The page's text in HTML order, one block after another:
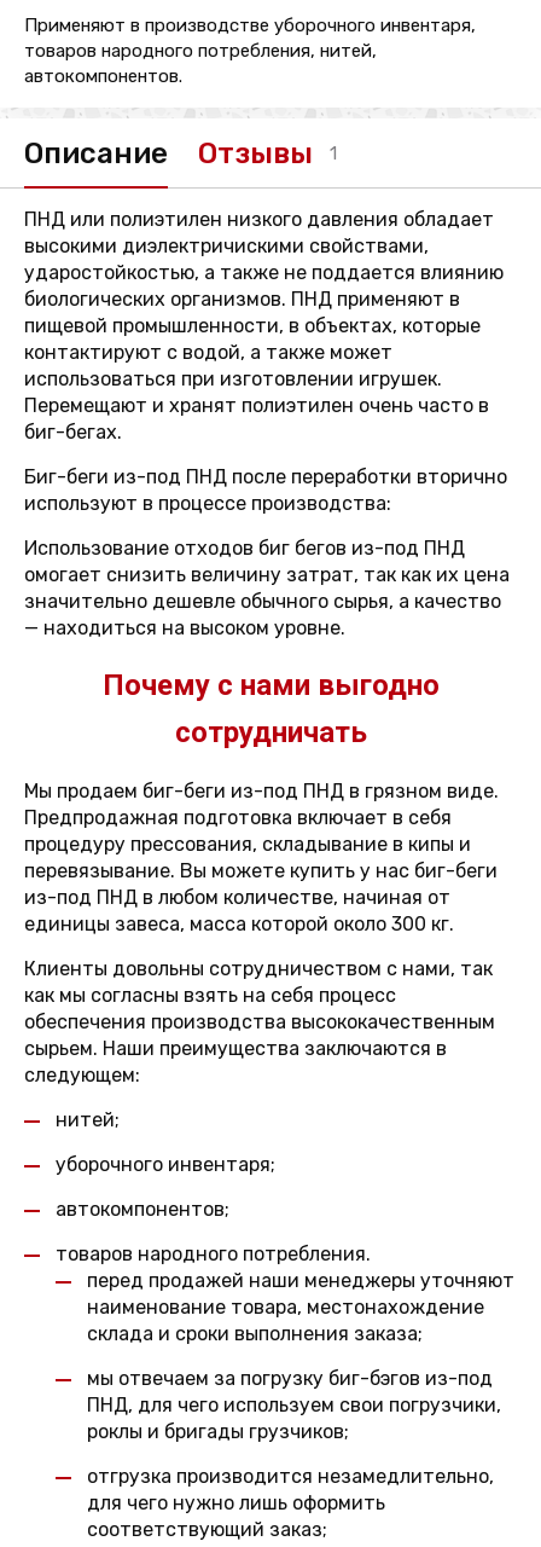
Применяют в производстве уборочного инвентаря,
товаров народного потребления, нитей,
автокомпонентов.
Описание Отзывы 1
ПНД или полиэтилен низкого давления обладает
высокими диэлектричискими свойствами,
ударостойкостью, а также не поддается влиянию
биологических организмов. ПНД применяют в
пищевой промышленности, в объектах, которые
контактируют с водой, а также может
использоваться при изготовлении игрушек.
Перемещают и хранят полиэтилен очень часто в
биг-бегах.
Биг-беги из-под ПНД после переработки вторично
используют в процессе производства:
Использование отходов биг бегов из-под ПНД
омогает снизить величину затрат, так как их цена
значительно дешевле обычного сырья, а качество
— находиться на высоком уровне.
Почему с нами выгодно
сотрудничать
Мы продаем биг-беги из-под ПНД в грязном виде.
Предпродажная подготовка включает в себя
процедуру прессования, складывание в кипы и
перевязывание. Вы можете купить у нас биг-беги
из-под ПНД в любом количестве, начиная от
единицы завеса, масса которой около 300 кг.
Клиенты довольны сотрудничеством с нами, так
как мы согласны взять на себя процесс
обеспечения производства высококачественным
сырьем. Наши преимущества заключаются в
следующем:
нитей;
уборочного инвентаря;
автокомпонентов;
товаров народного потребления.
перед продажей наши менеджеры уточняют
наименование товара, местонахождение
склада и сроки выполнения заказа;
мы отвечаем за погрузку биг-бэгов из-под
ПНД, для чего используем свои погрузчики,
роклы и бригады грузчиков;
отгрузка производится незамедлительно,
для чего нужно лишь оформить
соответствующий заказ;